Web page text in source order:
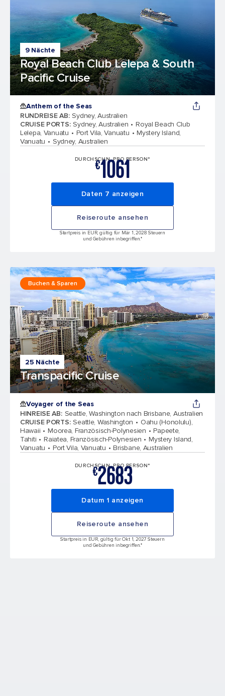
9 Nächte
Royal Beach Club Lelepa & South
Pacific Cruise
Anthem of the Seas
RUNDREISE AB: Sydney, Australien
CRUISE PORTS: Sydney, Australien
Royal Beach Club
Lelepa, Vanuatu
Port Vila, Vanuatu
Mystery Island,
Vanuatu
Sydney, Australien
DURCHSCHN. PRO PERSON*
€1061
Daten 7 anzeigen
Reiseroute ansehen
Startpreis in EUR, gültig für Mär 1, 2028 Steuern
und Gebühren inbegriffen.*
25 Nächte
Transpacific Cruise
Buchen & Sparen
Voyager of the Seas
HINREISE AB: Seattle, Washington nach Brisbane, Australien
CRUISE PORTS: Seattle, Washington
Oahu (Honolulu),
Hawaii
Moorea, Französisch-Polynesien
Papeete,
Tahiti
Raiatea, Französisch-Polynesien
Mystery Island,
Vanuatu
Port Vila, Vanuatu Brisbane, Australien
DURCHSCHN. PRO PERSON*
€2683
Datum 1 anzeigen
Reiseroute ansehen
Startpreis in EUR, gültig für Okt 1, 2027 Steuern
und Gebühren inbegriffen.*